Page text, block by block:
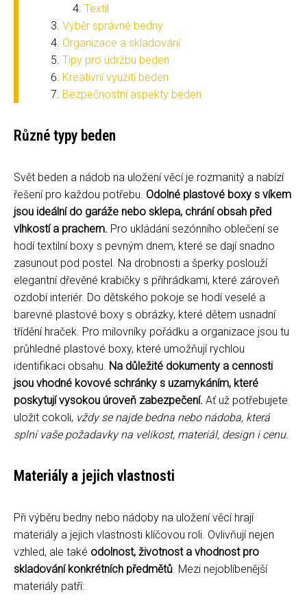
Textil
Výběr správné bedny
Organizace a skladování
Tipy pro údržbu beden
Kreativní využití beden
Bezpečnostní aspekty beden
Různé typy beden
Svět beden a nádob na uložení věcí je rozmanitý a nabízí
řešení pro každou potřebu. Odolné plastové boxy s víkem
jsou ideální do garáže nebo sklepa, chrání obsah před
vlhkostí a prachem. Pro ukládání sezónního oblečení se
hodí textilní boxy s pevným dnem, které se dají snadno
zasunout pod postel. Na drobnosti a šperky poslouží
elegantní dřevěné krabičky s přihrádkami, které zároveň
ozdobí interiér. Do dětského pokoje se hodí veselé a
barevné plastové boxy s obrázky, které dětem usnadní
třídění hraček. Pro milovníky pořádku a organizace jsou tu
průhledné plastové boxy, které umožňují rychlou
identifikaci obsahu. Na důležité dokumenty a cennosti
jsou vhodné kovové schránky s uzamykáním, které
poskytují vysokou úroveň zabezpečení. Ať už potřebujete
uložit cokoli, vždy se najde bedna nebo nádoba, která
splní vaše požadavky na velikost, materiál, design i cenu.
Materiály a jejich vlastnosti
Při výběru bedny nebo nádoby na uložení věcí hrají
materiály a jejich vlastnosti klíčovou roli. Ovlivňují nejen
vzhled, ale také odolnost, životnost a vhodnost pro
skladování konkrétních předmětů. Mezi nejoblíbenější
materiály patří: